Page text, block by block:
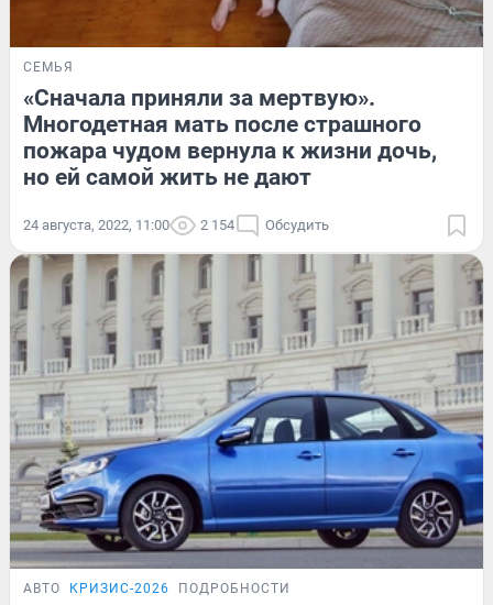
СЕМЬЯ
«Сначала приняли за мертвую».
Многодетная мать после страшного
пожара чудом вернула к жизни дочь,
но ей самой жить не дают
24 августа, 2022, 11:00 2 154 Обсудить
АВТО КРИЗИС-2026 ПОДРОБНОСТИ